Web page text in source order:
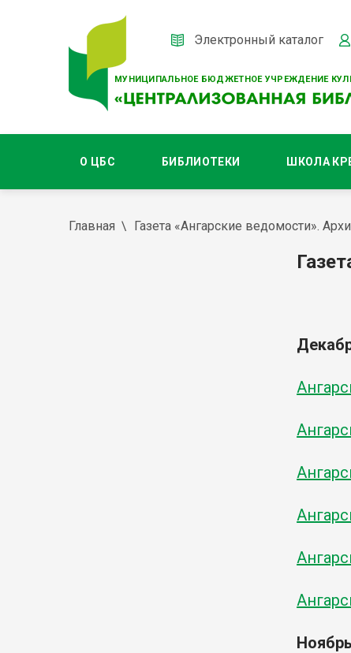
МУНИЦИПАЛЬНОЕ БЮДЖЕТНОЕ УЧРЕЖДЕНИЕ
Электронный каталог
О ЦБС БИБЛИОТЕКИ ШКОЛА
Главная Газета «Ангарские ведомости».
Ноябрь